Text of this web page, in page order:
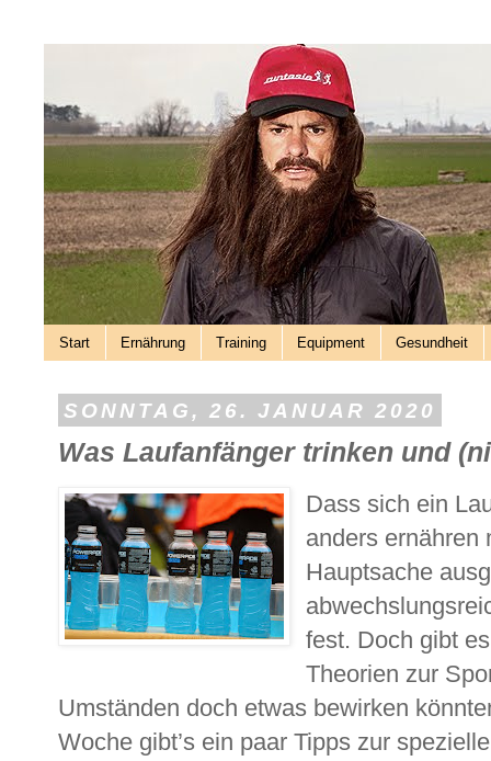
Start Ernährung Training Equipment Gesundheit
SONNTAG, 26. JANUAR 2020
Was Laufanfänger trinken und
Dass sich ein
anders ernähren
Hauptsache
fest. Doch gibt
Theorien zur
Umständen doch etwas bewirken
Woche gibt’s ein paar Tipps zur